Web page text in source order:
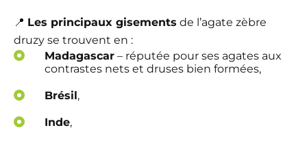
📍 Les principaux gisements de l’agate zèbre
druzy se trouvent en :
Madagascar – réputée pour ses agates aux
contrastes nets et druses bien formées,
Brésil,
Inde,